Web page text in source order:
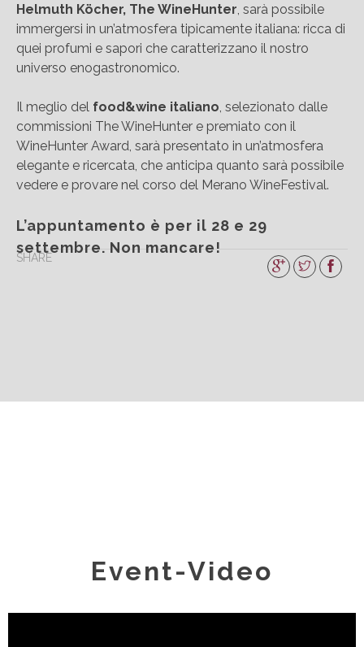
Helmuth Köcher, The WineHunter , sarà possibile
immergersi in un’atmosfera tipicamente italiana: ricca di
quei profumi e sapori che caratterizzano il nostro
universo enogastronomico.
Il meglio del food&wine italiano , selezionato dalle
commissioni The WineHunter e premiato con il
WineHunter Award, sarà presentato in un’atmosfera
elegante e ricercata, che anticipa quanto sarà possibile
vedere e provare nel corso del Merano WineFestival.
L’appuntamento è per il 28 e 29
settembre. Non mancare!
SHARE
Event-Video